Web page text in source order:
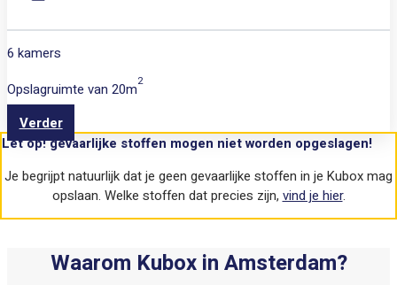
6 kamers
Opslagruimte van 20m2
Verder
Let op! gevaarlijke stoffen mogen niet worden opgeslagen!
Je begrijpt natuurlijk dat je geen gevaarlijke stoffen in je Kubox mag
opslaan. Welke stoffen dat precies zijn, vind je hier.
Waarom Kubox in Amsterdam?